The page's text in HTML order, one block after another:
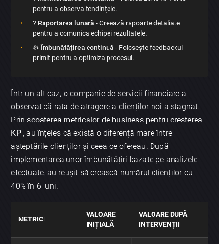
pentru a observa tendințele.
? Raportarea lunară - Creează rapoarte detaliate
pentru a comunica echipei rezultatele.
⚙️ Îmbunătățirea continuă - Folosește feedbackul
primit pentru a optimiza procesul.
Într-un alt caz, o companie de servicii financiare a
observat că rata de atragere a clienților noi a stagnat.
Prinscoaterea metricalor de business pentru cresterea
KPI , au înțeles că există o diferență mare între
așteptările clienților și ceea ce ofereau. După
implementarea unor îmbunătățiri bazate pe analizele
efectuate, au reușit să crească numărul clienților cu
40% în 6 luni.
METRICI
VALOARE
INIȚIALĂ
VALOARE DUPĂ
INTERVENȚII